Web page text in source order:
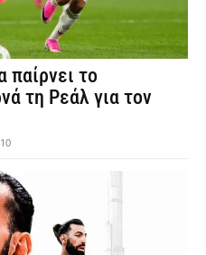
το
τη Ρεάλ για τον